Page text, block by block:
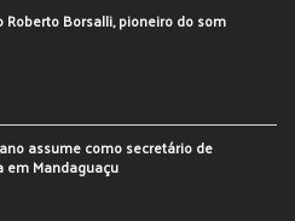
Roberto Borsalli, pioneiro do som
assume como secretário de
em Mandaguaçu